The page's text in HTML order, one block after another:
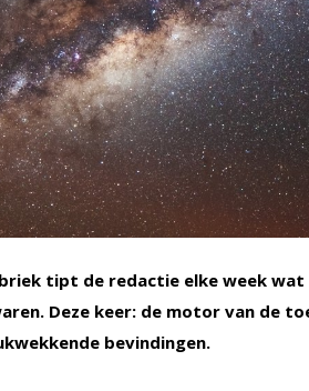
tipt de redactie elke week
Deze keer: de motor van de
bevindingen.